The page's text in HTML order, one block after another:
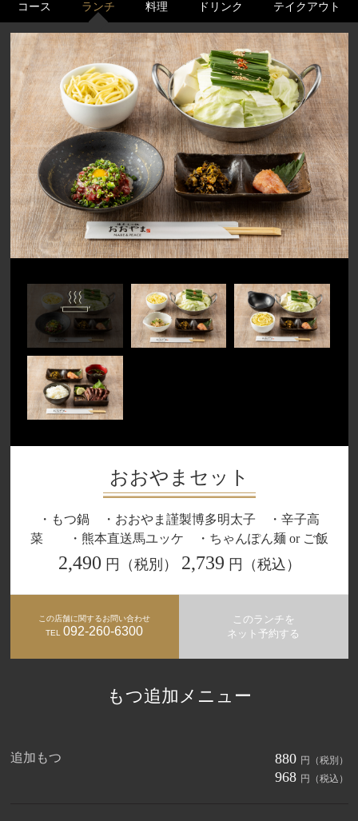
コース ランチ 料理 ドリンク テイクアウト
おおやまセット
・もつ鍋 ・おおやま謹製博多明太子 ・辛子高
菜 ・熊本直送馬ユッケ ・ちゃんぽん麺 or ご飯
2,490 円（税別） 2,739 円（税込）
この店舗に関するお問い合わせ
TEL 092-260-6300
このランチを
ネット予約する
もつ追加メニュー
追加もつ 880 円（税別）
968 円（税込）